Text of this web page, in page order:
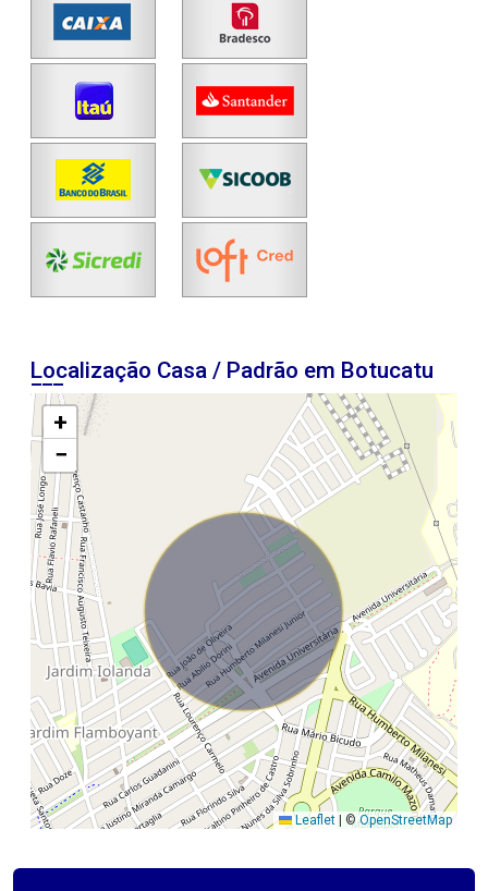
Localização Casa / Padrão em Botucatu
+
−
Leaflet ©OpenStreetMap